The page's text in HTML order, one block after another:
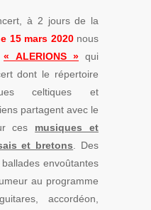
à 2 jours de la
15 mars 2020nous
« ALERIONS » qui
dont le répertoire
celtiques et
partagent avec le
ces musiques et
et bretons . Des
envoûtantes
au programme
accordéon,